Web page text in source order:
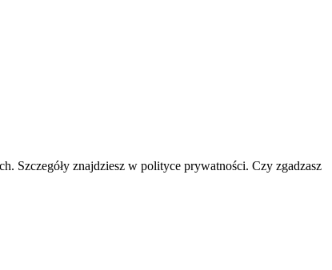
Szczegóły znajdziesz w polityce prywatności. Czy zgadzasz